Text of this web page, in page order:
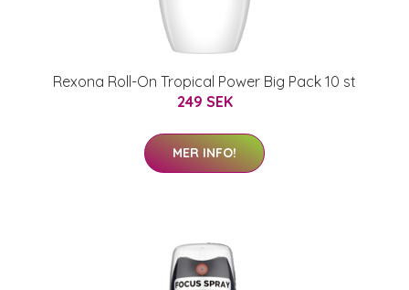
Rexona Roll-On Tropical Power Big Pack 10 st
249 SEK
MER INFO!